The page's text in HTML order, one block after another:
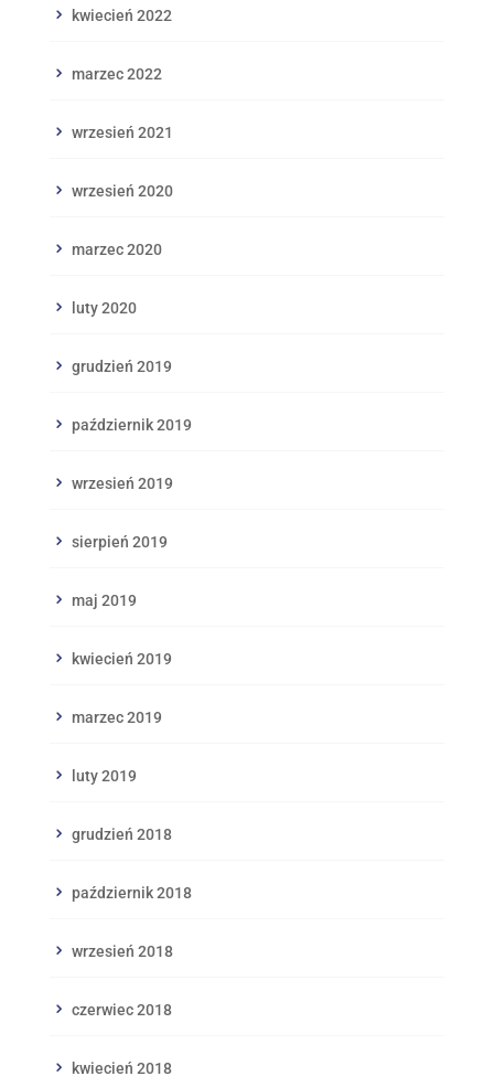
kwiecień 2022
marzec 2022
wrzesień 2021
wrzesień 2020
marzec 2020
luty 2020
grudzień 2019
październik 2019
wrzesień 2019
sierpień 2019
maj 2019
kwiecień 2019
marzec 2019
luty 2019
grudzień 2018
październik 2018
wrzesień 2018
czerwiec 2018
kwiecień 2018